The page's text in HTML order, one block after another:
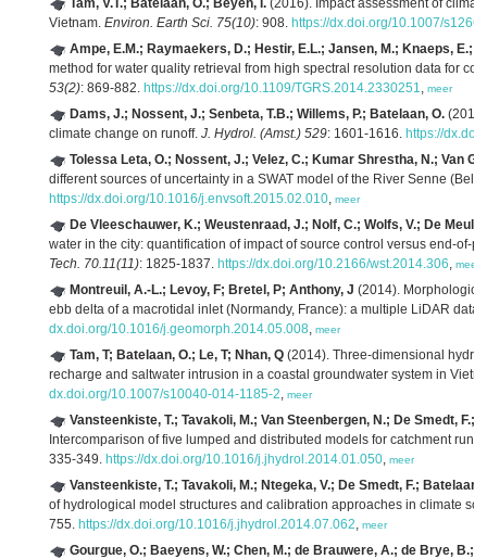
Tam, V.T.; Batelaan, O.; Beyen, I. (2016). Impact assessment of
Vietnam. Environ. Earth Sci. 75(10): 908. https://dx.doi.org/10.1007/
Ampe, E.M.; Raymaekers, D.; Hestir, E.L.; Jansen, M.; Knaeps, E.;
method for water quality retrieval from high spectral resolution data for
53(2): 869-882. https://dx.doi.org/10.1109/TGRS.2014.2330251, meer
Dams, J.; Nossent, J.; Senbeta, T.B.; Willems, P.; Batelaan, O.
climate change on runoff. J. Hydrol. (Amst.) 529: 1601-1616. https://
Tolessa Leta, O.; Nossent, J.; Velez, C.; Kumar Shrestha, N.; Van
different sources of uncertainty in a SWAT model of the River Senne
https://dx.doi.org/10.1016/j.envsoft.2015.02.010, meer
De Vleeschauwer, K.; Weustenraad, J.; Nolf, C.; Wolfs, V.; De
water in the city: quantification of impact of source control versus end-of-
Tech. 70.11(11): 1825-1837. https://dx.doi.org/10.2166/wst.2014.306, meer
Montreuil, A.-L.; Levoy, F; Bretel, P; Anthony, J (2014).
ebb delta of a macrotidal inlet (Normandy, France): a multiple LiDAR
dx.doi.org/10.1016/j.geomorph.2014.05.008, meer
Tam, T; Batelaan, O.; Le, T; Nhan, Q (2014). Three-dimensional
recharge and saltwater intrusion in a coastal groundwater system in
dx.doi.org/10.1007/s10040-014-1185-2, meer
Vansteenkiste, T.; Tavakoli, M.; Van Steenbergen, N.; De Smedt, F.;
Intercomparison of five lumped and distributed models for catchment
335-349. https://dx.doi.org/10.1016/j.jhydrol.2014.01.050, meer
Vansteenkiste, T.; Tavakoli, M.; Ntegeka, V.; De Smedt, F.; Batelaan,
of hydrological model structures and calibration approaches in climate
755. https://dx.doi.org/10.1016/j.jhydrol.2014.07.062, meer
Gourgue, O.; Baeyens, W.; Chen, M.; de Brauwere, A.; de Brye, B.;